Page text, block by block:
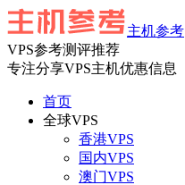
主机参考
VPS参考测评推荐
专注分享VPS主机优惠信息
首页
全球VPS
香港VPS
国内VPS
澳门VPS